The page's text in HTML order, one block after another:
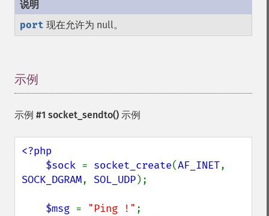
port 现在允许为 null。
示例
示例 #1 socket_sendto() 示例
<?php
    $sock
= socket_create(AF_INET
SOCK_DGRAM, SOL_UDP);
$msg = "Ping !" ;